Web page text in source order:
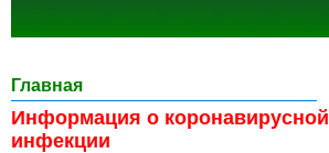
Главная
Информация о коронавирусной
инфекции